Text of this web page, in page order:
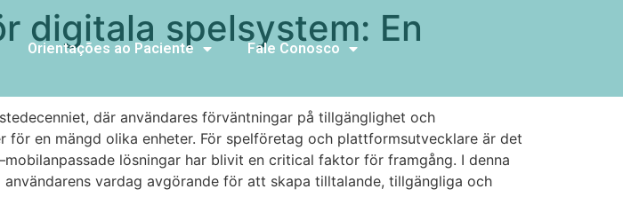
Orientações ao Paciente Fale Conosco
digitala spelsystem: En
där användares förväntningar på tillgänglighet och
en mängd olika enheter. För spelföretag och plattformsutvecklare är det
lösningar har blivit en critical faktor för framgång. I denna
vardag avgörande för att skapa tilltalande, tillgängliga och